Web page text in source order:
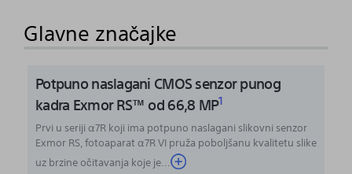
Glavne značajke
Potpuno naslagani CMOS senzor punog
kadra Exmor RS™ od 66,8 MP1
Prvi u seriji α7R koji ima potpuno naslagani slikovni senzor
Exmor RS, fotoaparat α7R VI pruža poboljšanu kvalitetu slike
uz brzine očitavanja koje je...